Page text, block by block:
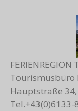
FERIENREGION
Tourismusbüro
Hauptstraße
Tel.+43(0)6133-